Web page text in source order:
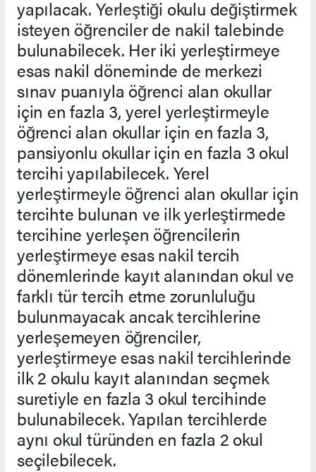
yapılacak. Yerleştiği okulu değiştirmek
isteyen öğrenciler de nakil talebinde
bulunabilecek. Her iki yerleştirmeye
esas nakil döneminde de merkezi
sınav puanıyla öğrenci alan okullar
için en fazla 3, yerel yerleştirmeyle
öğrenci alan okullar için en fazla 3,
pansiyonlu okullar için en fazla 3 okul
tercihi yapılabilecek. Yerel
yerleştirmeyle öğrenci alan okullar için
tercihte bulunan ve ilk yerleştirmede
tercihine yerleşen öğrencilerin
yerleştirmeye esas nakil tercih
dönemlerinde kayıt alanından okul ve
farklı tür tercih etme zorunluluğu
bulunmayacak ancak tercihlerine
yerleşemeyen öğrenciler,
yerleştirmeye esas nakil tercihlerinde
ilk 2 okulu kayıt alanından seçmek
suretiyle en fazla 3 okul tercihinde
bulunabilecek. Yapılan tercihlerde
aynı okul türünden en fazla 2 okul
seçilebilecek.